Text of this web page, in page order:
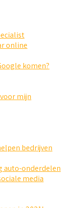
online
komen?
mijn
bedrijven
auto-onderdelen
media